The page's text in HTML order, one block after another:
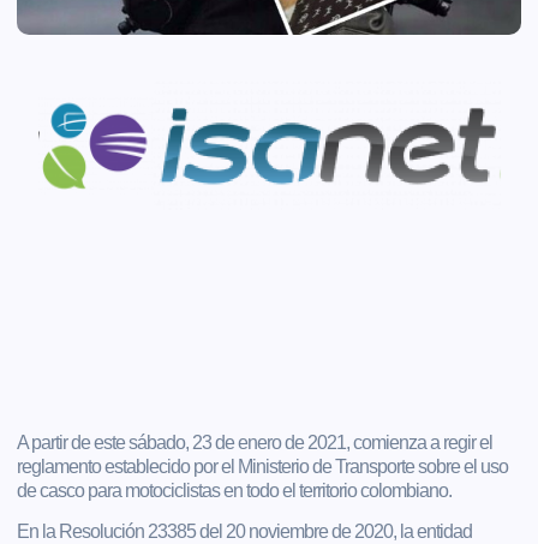
A partir de este sábado, 23 de enero de 2021, comienza a regir el
reglamento establecido por el Ministerio de Transporte sobre el uso
de casco para motociclistas en todo el territorio colombiano.
En la Resolución 23385 del 20 noviembre de 2020, la entidad